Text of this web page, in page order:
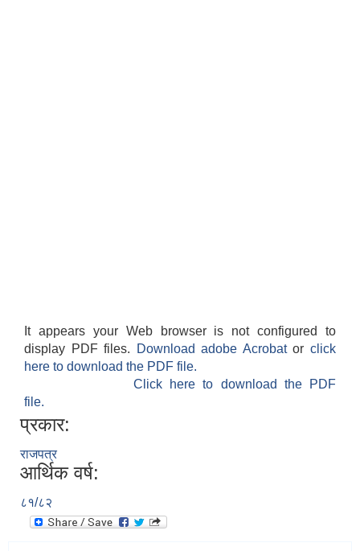
It appears your Web browser is not configured to
display PDF files.
Download adobe Acrobatorclick
here to download the PDF file.
Click here to download the PDF
file.
प्रकार:
राजपत्र
आर्थिक वर्ष:
८१/८२